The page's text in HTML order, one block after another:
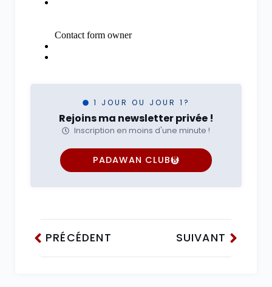
1 JOUR OU JOUR 1?
Rejoins ma newsletter privée !
Inscription en moins d'une minute !
PADAWAN CLUB
PRÉCÉDENT SUIVANT